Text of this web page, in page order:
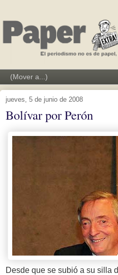
jueves, 5 de junio de 2008
Bolívar por Perón
Desde que se subió a su silla